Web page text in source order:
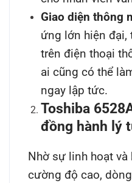
Giao diện thông
ứng lớn hiện đại,
trên điện thoại
ai cũng có thể
ngay lập tức.
Toshiba
đồng hành lý
Nhờ sự linh hoạt
cường độ cao,